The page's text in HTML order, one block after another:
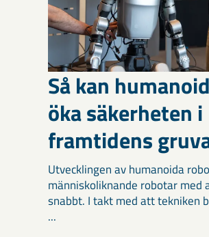
Så kan
öka säkerheten i
framtidens
Utvecklingen av humanoida
människoliknande robotar med
snabbt. I takt med att tekniken
...